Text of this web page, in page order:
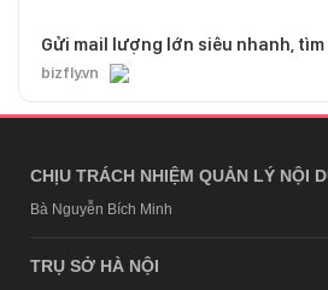
Gửi mail lượng lớn siêu nhanh, tìm
bizfly.vn
CHỊU TRÁCH NHIỆM QUẢN LÝ NỘI
Bà Nguyễn Bích Minh
TRỤ SỞ HÀ NỘI